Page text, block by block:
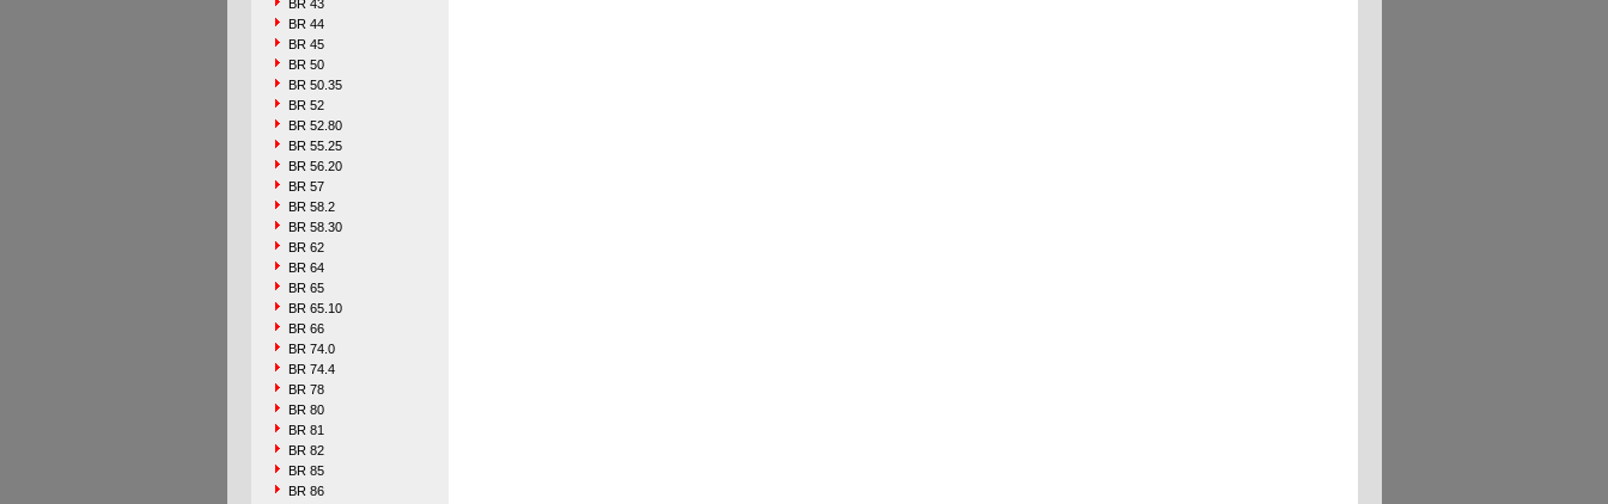
BR 43
BR 44
BR 45
BR 50
BR 50.35
BR 52
BR 52.80
BR 55.25
BR 56.20
BR 57
BR 58.2
BR 58.30
BR 62
BR 64
BR 65
BR 65.10
BR 66
BR 74.0
BR 74.4
BR 78
BR 80
BR 81
BR 82
BR 85
BR 86